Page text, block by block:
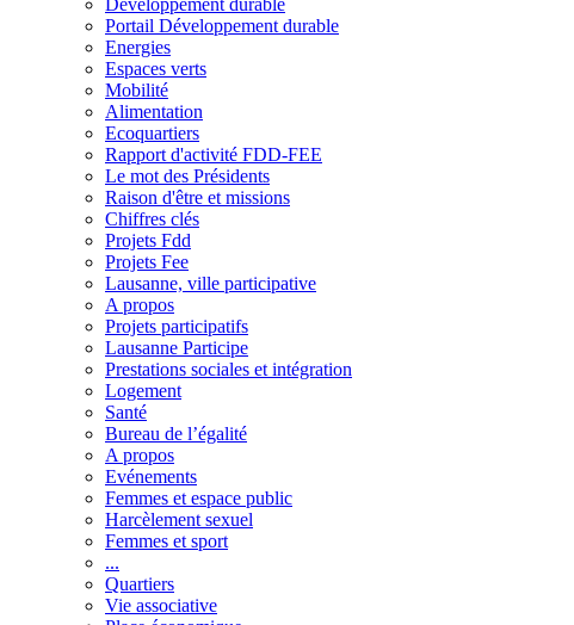
Portail Développement durable
Energies
Espaces verts
Mobilité
Alimentation
Ecoquartiers
Rapport d'activité FDD-FEE
Le mot des Présidents
Raison d'être et missions
Chiffres clés
Projets Fdd
Projets Fee
Lausanne, ville participative
A propos
Projets participatifs
Lausanne Participe
Prestations sociales et intégration
Logement
Santé
Bureau de l’égalité
A propos
Evénements
Femmes et espace public
Harcèlement sexuel
Femmes et sport
...
Quartiers
Vie associative